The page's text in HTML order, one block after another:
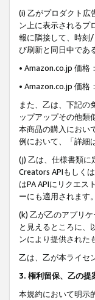
(i) 乙がプロダクト広
ン上に表示されるプ
報に隣接して、時刻
び刷新と同日中であ
• Amazon.co.jp 価
• Amazon.co.jp 価
また、乙は、下記の
ップアップその他類
本商品の購入におい
例において、「詳細
(j) 乙は、仕様書類に
Creators APIもしく
はPA APIにリクエ
ーにも適用されます。
(k) 乙が乙のアプリ
と見えるところに、
ンにより提供された
乙は、乙が本ライセ
3. 権利留保、乙の提
本規約において明示